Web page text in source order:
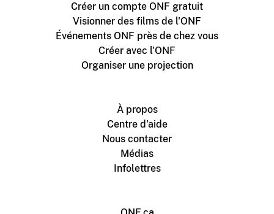
Créer un compte ONF gratuit
Visionner des films de l'ONF
Événements ONF près de chez vous
Créer avec l'ONF
Organiser une projection
À propos
Centre d'aide
Nous contacter
Médias
Infolettres